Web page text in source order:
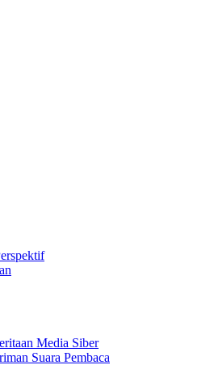
Media Siber
Suara Pembaca